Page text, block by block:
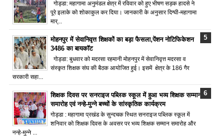
गोड्डा: महागामा अनुमंडल क्षेत्र में रविवार को हुए भीषण सड़क हादसे ने
पूरे इलाके को शोकाकुल कर दिया। जानकारी के अनुसार दिग्घी-महागामा
मार्...
मोहनपुर में सेवानिवृत्त शिक्षकों का बड़ा फैसला,पेंशन नोटिफिकेशन
3486 का बायकॉट
गोड्डा: बुधवार को मदरसा रहमानी मोहनपुर में सेवानिवृत्त मदरसा व
संस्कृत शिक्षक संघ की बैठक आयोजित हुई। इसमें क्षेत्र के 186 गैर
सरकारी सहा...
शिक्षक दिवस पर सनराइज पब्लिक स्कूल में हुआ भव्य शिक्षक सम्मान
समारोह एवं नन्हे-मुन्ने बच्चों के सांस्कृतिक कार्यक्रम
गोड्डा : महागामा प्रखंड के सुन्दचक स्थित सनराइज पब्लिक स्कूल में
शनिवार को शिक्षक दिवस के अवसर पर भव्य शिक्षक सम्मान समारोह और
नन्हे-मुन्ने ...